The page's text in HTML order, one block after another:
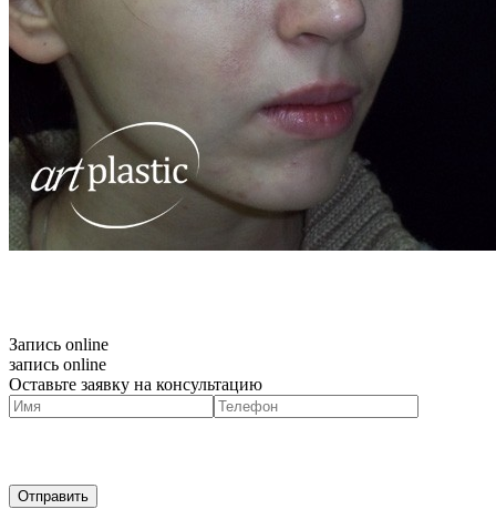
Запись online
запись online
Оставьте заявку на консультацию